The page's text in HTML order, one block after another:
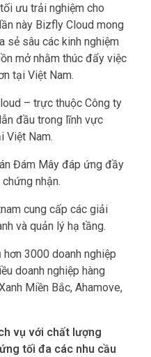
ưu trải nghiệm cho
này Bizfly Cloud mong
sẻ sâu các kinh nghiệm
mở nhằm thúc đẩy việc
tại Việt Nam.
– trực thuộc Công ty
đầu trong lĩnh vực
Việt Nam.
Đám Mây đáp ứng đầy
nhận.
cung cấp các giải
và quản lý hạ tầng.
3000 doanh nghiệp
doanh nghiệp hàng
Miền Bắc, Ahamove,
vụ với chất lượng
tối đa các nhu cầu